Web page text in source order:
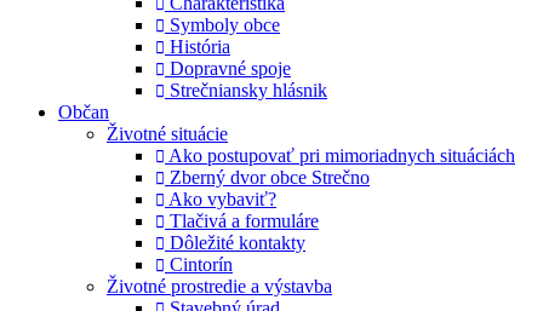
Symboly obce
História
Dopravné spoje
Strečniansky hlásnik
Občan
Životné situácie
Ako postupovať pri mimoriadnych situáciách
Zberný dvor obce Strečno
Ako vybaviť?
Tlačivá a formuláre
Dôležité kontakty
Cintorín
Životné prostredie a výstavba